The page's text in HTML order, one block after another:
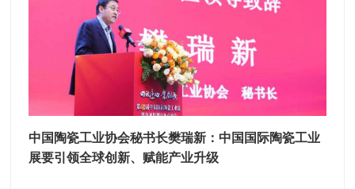
中国陶瓷工业协会秘书长樊瑞新：中国国际陶瓷工业
展要引领全球创新、赋能产业升级